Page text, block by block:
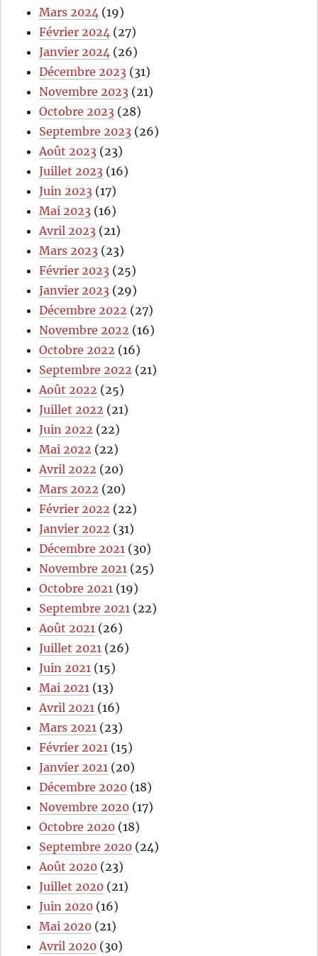
Mars 2024 (19)
Février 2024 (27)
Janvier 2024 (26)
Décembre 2023 (31)
Novembre 2023 (21)
Octobre 2023 (28)
Septembre 2023 (26)
Août 2023 (23)
Juillet 2023 (16)
Juin 2023 (17)
Mai 2023 (16)
Avril 2023 (21)
Mars 2023 (23)
Février 2023 (25)
Janvier 2023 (29)
Décembre 2022 (27)
Novembre 2022 (16)
Octobre 2022 (16)
Septembre 2022 (21)
Août 2022 (25)
Juillet 2022 (21)
Juin 2022 (22)
Mai 2022 (22)
Avril 2022 (20)
Mars 2022 (20)
Février 2022 (22)
Janvier 2022 (31)
Décembre 2021 (30)
Novembre 2021 (25)
Octobre 2021 (19)
Septembre 2021 (22)
Août 2021 (26)
Juillet 2021 (26)
Juin 2021 (15)
Mai 2021 (13)
Avril 2021 (16)
Mars 2021 (23)
Février 2021 (15)
Janvier 2021 (20)
Décembre 2020 (18)
Novembre 2020 (17)
Octobre 2020 (18)
Septembre 2020 (24)
Août 2020 (23)
Juillet 2020 (21)
Juin 2020 (16)
Mai 2020 (21)
Avril 2020 (30)